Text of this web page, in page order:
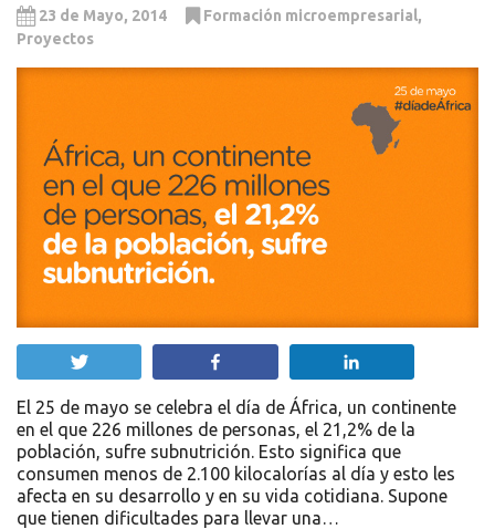
23 de Mayo, 2014 Formación microempresarial,
Proyectos
El 25 de mayo se celebra el día de África, un continente
en el que 226 millones de personas, el 21,2% de la
población, sufre subnutrición. Esto significa que
consumen menos de 2.100 kilocalorías al día y esto les
afecta en su desarrollo y en su vida cotidiana. Supone
que tienen dificultades para llevar una…